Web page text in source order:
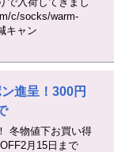
c/socks/warm-
キャン
進呈！300円
冬物値下お買い得
月15日まで